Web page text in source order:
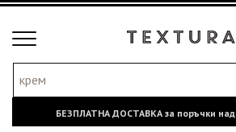
Toggle
БЕЗПЛАТНА ДОСТАВКА за поръчки над